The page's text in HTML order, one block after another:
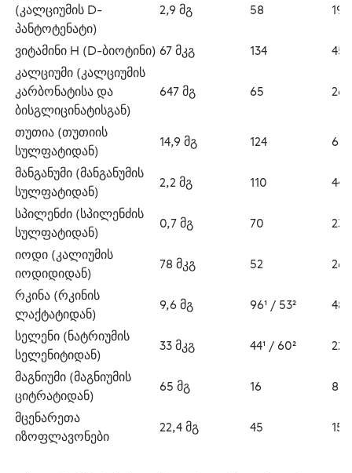
(კალციუმის D-
პანტოტენატი)
2,9 მგ 58 19
ვიტამინი H (D-ბიოტინი) 67 მკგ 134
45
კალციუმი (კალციუმის
კარბონატისა და
ბისგლიცინატისგან)
647 მგ 65 26
თუთია (თუთიის
სულფატიდან)
14,9 მგ 124
60
მანგანუმი (მანგანუმის
სულფატიდან)
2,2 მგ 110
44
სპილენძი (სპილენძის
სულფატიდან)
0,7 მგ 70
23
იოდი (კალიუმის
იოდიდიდან)
78 მკგ 52
26
რკინა (რკინის
ლაქტატიდან)
9,6 მგ 96¹ / 53²
სელენი (ნატრიუმის
სელენიტიდან)
33 მკგ 44¹ / 60²
22
მაგნიუმი (მაგნიუმის
ციტრატიდან)
65 მგ 16
8
მცენარეთა
იზოფლავონები
22,4 მგ 45 15